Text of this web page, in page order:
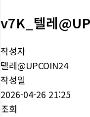
v7K_텔레
작성자
텔레@UPCOIN24
작성일
2026-04-26 21:25
조회